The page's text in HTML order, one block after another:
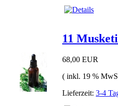
11
68,00 EUR
( inkl. 19 %
Lieferzeit: 3-4